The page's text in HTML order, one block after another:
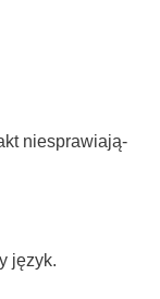
nie­spra­wia­ją­
język.